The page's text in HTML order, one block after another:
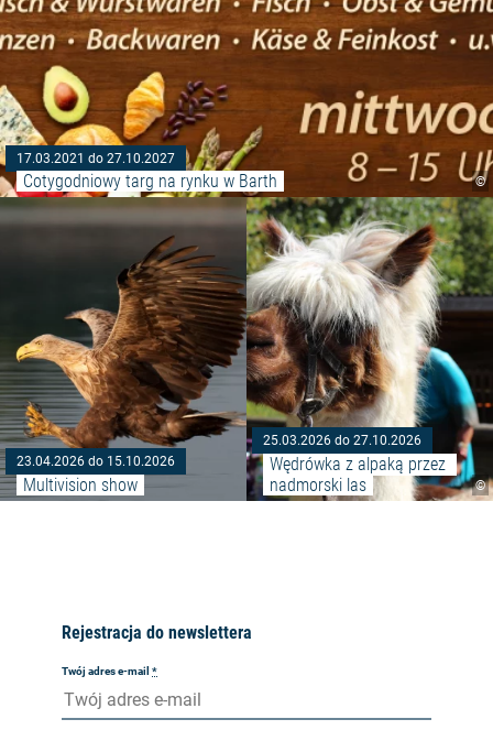
©
17.03.2021 do 27.10.2027
Cotygodniowy targ na rynku w Barth
23.04.2026 do 15.10.2026
Multivision show
Czytaj więcej: "Multivision
©
25.03.2026 do 27.10.2026
Wędrówka z alpaką przez
nadmorski las
Rejestracja do newslettera
Twój adres e-mail *